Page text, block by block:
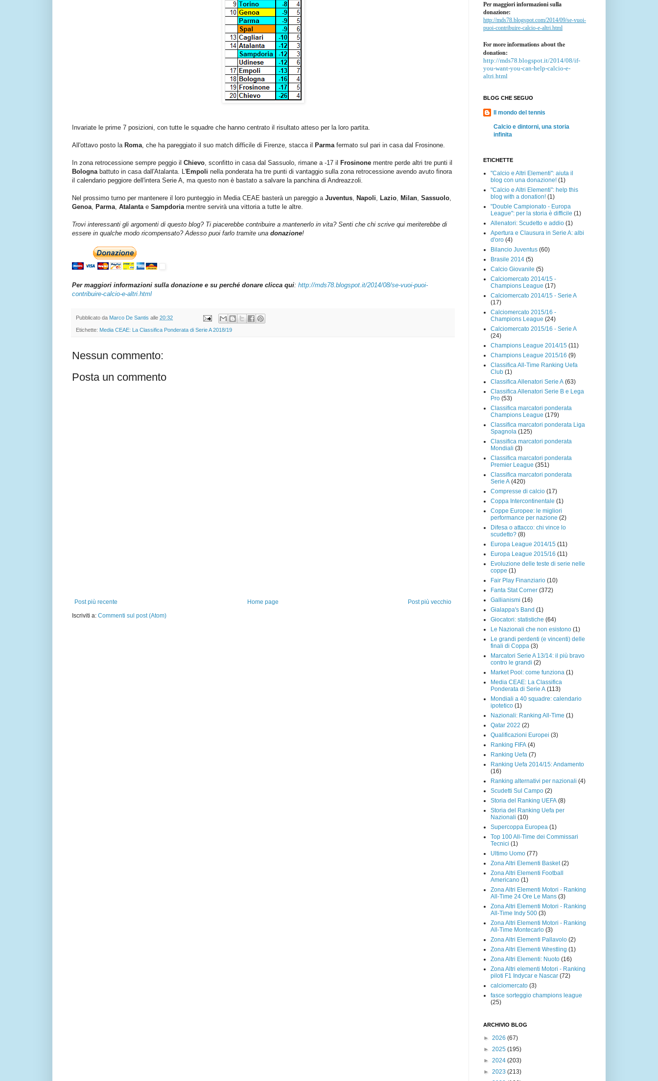
Invariate le prime 7 posizioni, con tutte le squadre che hanno centrato il risultato atteso per la loro partita.
All'ottavo posto la Roma, che ha pareggiato il suo match difficile di Firenze, stacca il Parmafermato sul pari in casa dal Frosinone.
In zona retrocessione sempre peggio il Chievo, sconfitto in casa dal Sassuolo, rimane a -17 il Frosinone mentre perde altri tre punti il
Bolognabattuto in casa dall'Atalanta. L'Empoli nella ponderata ha tre punti di vantaggio sulla zona retrocessione avendo avuto finora
il calendario peggiore dell'intera Serie A, ma questo non è bastato a salvare la panchina di Andreazzoli.
Nel prossimo turno per mantenere il loro punteggio in Media CEAE basterà un pareggio aJuventus, Napoli, Lazio, Milan, Sassuolo,
Genoa, Parma, Atalanta e Sampdoria mentre servirà una vittoria a tutte le altre.
Trovi interessanti gli argomenti di questo blog? Ti piacerebbe contribuire a mantenerlo in vita? Senti che chi scrive qui meriterebbe di
essere in qualche modo ricompensato? Adesso puoi farlo tramite una donazione!
Per maggiori informazioni sulla donazione e su perché donare clicca qui: http://mds78.blogspot.it/2014/08/se-vuoi-puoi-
contribuire-calcio-e-altri.html
Pubblicato da Marco De Santis alle 20:32
Etichette: Media CEAE: La Classifica Ponderata di Serie A 2018/19
Nessun commento:
Posta un commento
Post più recente Post più vecchio
Home page
Iscriviti a: Commenti sul post (Atom)
Per maggiori informazioni sulla
donazione:
http://mds78.blogspot.com/2014/09/se-vuoi-
puoi-contribuire-calcio-e-altri.html
For more informations about the
donation:
http://mds78.blogspot.it/2014/08/if-
you-want-you-can-help-calcio-e-
altri.html
BLOG CHE SEGUO
Il mondo del tennis
Calcio e dintorni, una storia
infinita
ETICHETTE
"Calcio e Altri Elementi": aiuta il
blog con una donazione! (1)
"Calcio e Altri Elementi": help this
blog with a donation! (1)
"Double Campionato - Europa
League": per la storia è difficile (1)
Allenatori: Scudetto e addio (1)
Apertura e Clausura in Serie A: albi
d'oro (4)
Bilancio Juventus (60)
Brasile 2014 (5)
Calcio Giovanile (5)
Calciomercato 2014/15 -
Champions League (17)
Calciomercato 2014/15 - Serie A
(17)
Calciomercato 2015/16 -
Champions League (24)
Calciomercato 2015/16 - Serie A
(24)
Champions League 2014/15 (11)
Champions League 2015/16 (9)
Classifica All-Time Ranking Uefa
Club (1)
Classifica Allenatori Serie A (63)
Classifica Allenatori Serie B e Lega
Pro (53)
Classifica marcatori ponderata
Champions League (179)
Classifica marcatori ponderata Liga
Spagnola (125)
Classifica marcatori ponderata
Mondiali (3)
Classifica marcatori ponderata
Premier League (351)
Classifica marcatori ponderata
Serie A (420)
Compresse di calcio (17)
Coppa Intercontinentale (1)
Coppe Europee: le migliori
performance per nazione (2)
Difesa o attacco: chi vince lo
scudetto? (8)
Europa League 2014/15 (11)
Europa League 2015/16 (11)
Evoluzione delle teste di serie nelle
coppe (1)
Fair Play Finanziario (10)
Fanta Stat Corner (372)
Gallianismi (16)
Gialappa's Band (1)
Giocatori: statistiche (64)
Le Nazionali che non esistono (1)
Le grandi perdenti (e vincenti) delle
finali di Coppa (3)
Marcatori Serie A 13/14: il più bravo
contro le grandi (2)
Market Pool: come funziona (1)
Media CEAE: La Classifica
Ponderata di Serie A (113)
Mondiali a 40 squadre: calendario
ipotetico (1)
Nazionali: Ranking All-Time (1)
Qatar 2022 (2)
Qualificazioni Europei (3)
Ranking FIFA (4)
Ranking Uefa (7)
Ranking Uefa 2014/15: Andamento
(16)
Ranking alternativi per nazionali (4)
Scudetti Sul Campo (2)
Storia del Ranking UEFA (8)
Storia del Ranking Uefa per
Nazionali (10)
Supercoppa Europea (1)
Top 100 All-Time dei Commissari
Tecnici (1)
Ultimo Uomo (77)
Zona Altri Elementi Basket (2)
Zona Altri Elementi Football
Americano (1)
Zona Altri Elementi Motori - Ranking
All-Time 24 Ore Le Mans (3)
Zona Altri Elementi Motori - Ranking
All-Time Indy 500 (3)
Zona Altri Elementi Motori - Ranking
All-Time Montecarlo (3)
Zona Altri Elementi Pallavolo (2)
Zona Altri Elementi Wrestling (1)
Zona Altri Elementi: Nuoto (16)
Zona Altri elementi Motori - Ranking
piloti F1 Indycar e Nascar (72)
calciomercato (3)
fasce sorteggio champions league
(25)
ARCHIVIO BLOG
► 2026 (67)
► 2025 (195)
► 2024 (203)
► 2023 (213)